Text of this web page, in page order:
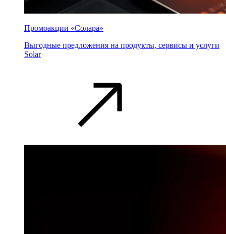
Промоакции «Солара»
Выгодные предложения на продукты, сервисы и услуги
Solar